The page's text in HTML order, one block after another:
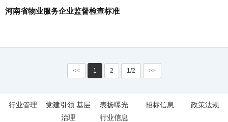
河南省物业服务企业监督检查标准
<< 1 2 1/2 >>
行业管理
党建引领 基层
治理
表扬曝光 招标信息
政策法规
行业信息